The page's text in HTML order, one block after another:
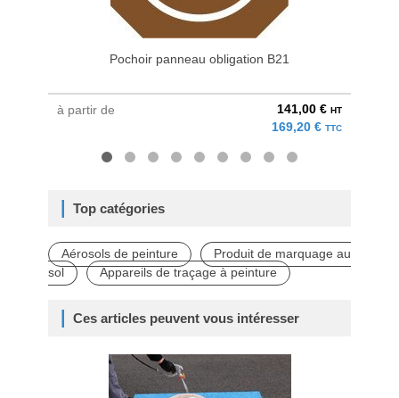
Pochoir panneau obligation B21
à partir de 141,00 € HT
169,20 € TTC
Top catégories
Aérosols de peinture
Produit de marquage au
sol
Appareils de traçage à peinture
Ces articles peuvent vous intéresser